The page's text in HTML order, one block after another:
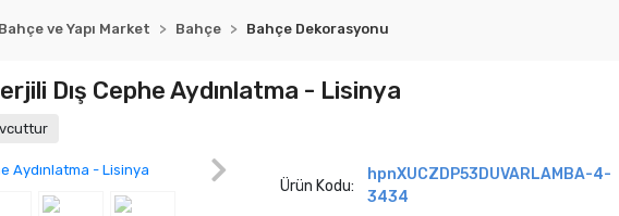
Bahçe ve Yapı Market Bahçe Bahçe Dekorasyonu
Dış Cephe Aydınlatma - Lisinya
Ürün Kodu:
hpnXUCZDP53DUVARLAMBA-4-
3434